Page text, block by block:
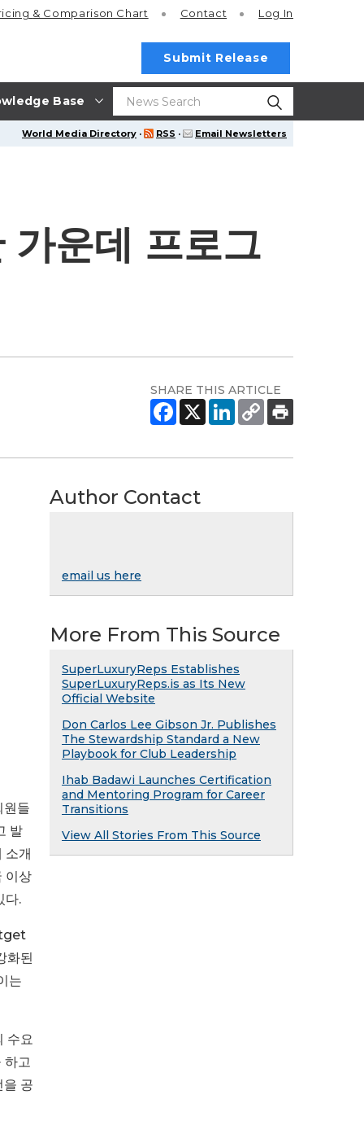
Base
& Comparison Chart Contact Log In
Submit Release
World Media Directory · RSS · Email Newsletters
운데 프로그
SHARE THIS ARTICLE
원들
발
소개
이상
다.
화된
는
수요
하고
공
Author Contact
email us here
More From This Source
SuperLuxuryReps Establishes
SuperLuxuryReps.is as Its New
Official Website
Don Carlos Lee Gibson Jr. Publishes
The Stewardship Standard a New
Playbook for Club Leadership
Ihab Badawi Launches Certification
and Mentoring Program for Career
Transitions
View All Stories From This Source